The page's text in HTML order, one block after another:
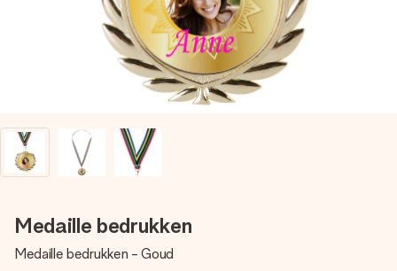
Medaille bedrukken
Medaille bedrukken - Goud